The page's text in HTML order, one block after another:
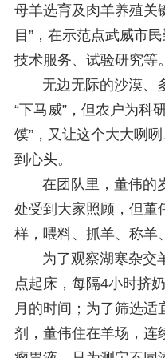
母羊选育及肉羊养殖关
目”，在示范点武威市
技术服务、试验研究等。
无边无际的沙漠、
“下马威”，但农户为科
馍”，又让这个大大咧
到心头。
在团队里，董伟的
处受到大家照顾，但董
样，喂料、抓羊、称羊
为了观察湖寒杂交
点起床，每隔4小时挤
月的时间；为了筛选适
剂，董伟住在羊场，连